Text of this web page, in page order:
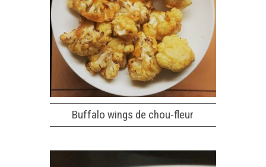
Buffalo wings de chou-fleur